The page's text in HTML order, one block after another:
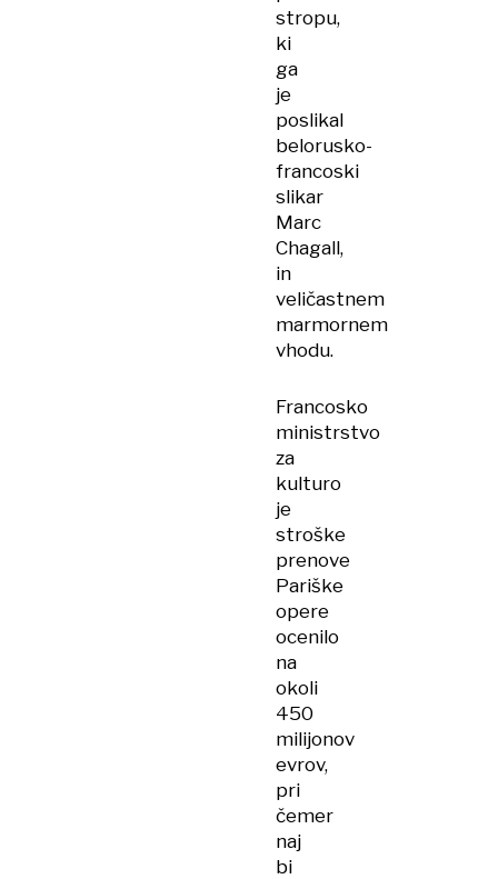
stropu,
ki
ga
je
poslikal
belorusko-
francoski
slikar
Marc
Chagall,
in
veličastnem
marmornem
vhodu.
Francosko
ministrstvo
za
kulturo
je
stroške
prenove
Pariške
opere
ocenilo
na
okoli
450
milijonov
evrov,
pri
čemer
naj
bi